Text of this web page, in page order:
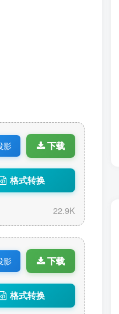
影 下载
格式转换
22.9K
影 下载
格式转换